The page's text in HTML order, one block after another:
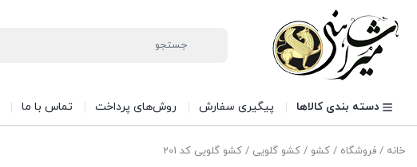
دسته بندی کالاها پیگیری سفارش روش‌های پرداخت تماس با ما
خانه / فروشگاه / کشو / کشو گلویی / کشو گلویی کد 201